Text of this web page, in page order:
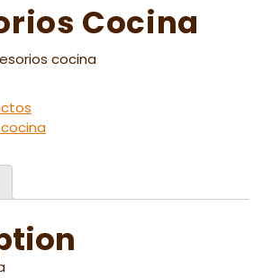
Cocina
cocina